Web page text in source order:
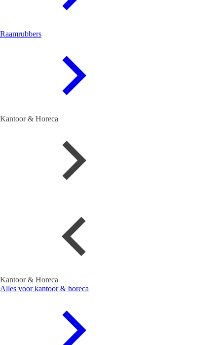
Raamrubbers
Kantoor & Horeca
Kantoor & Horeca
Alles voor kantoor & horeca